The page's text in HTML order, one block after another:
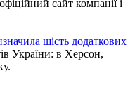
сайт компанії і
шість додаткових
України: в Херсон,